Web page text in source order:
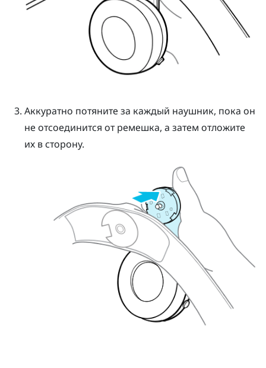
Аккуратно потяните за каждый наушник, пока он
не отсоединится от ремешка, а затем отложите
их в сторону.